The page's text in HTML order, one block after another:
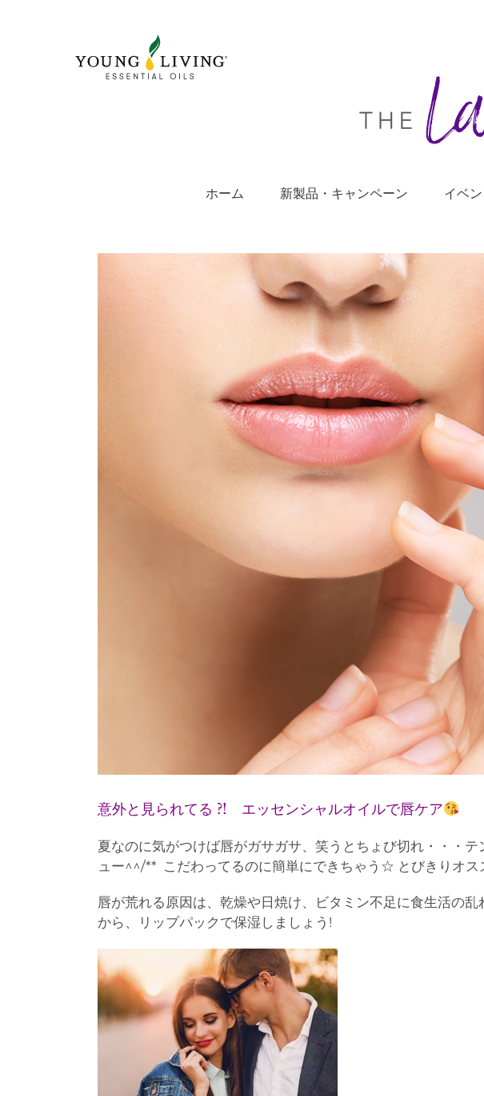
ホーム 新製品・キャンペーン イベ
Image
意外と見られてる ?! エッセンシャルオイルで唇ケア
夏なのに気がつけば唇がガサガサ、笑うとちょび切れ・・・
ュー^^/** こだわってるのに簡単にできちゃう☆ とびきりオス
唇が荒れる原因は、乾燥や日焼け、ビタミン不足に食生活の
から、リップパックで保湿しましょう!